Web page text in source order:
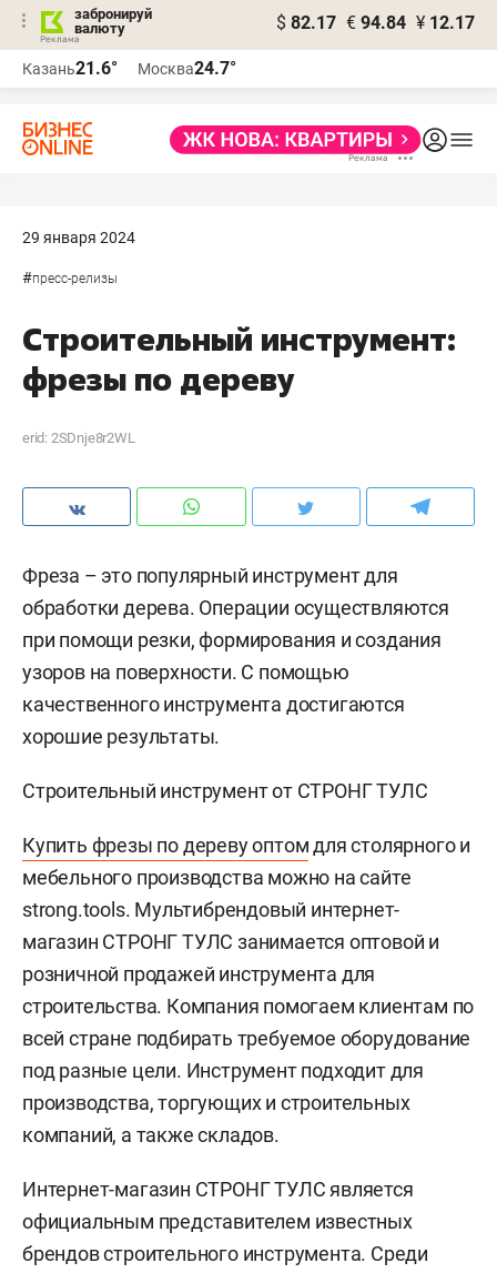
забронируй
валюту
$ 82.17 € 94.84 ¥ 12.17
Казань21.6° Москва24.7°
29 января 2024
#пресс-релизы
Строительный инструмент:
фрезы по дереву
erid: 2SDnje8r2WL
Фреза – это популярный инструмент для
обработки дерева. Операции осуществляются
при помощи резки, формирования и создания
узоров на поверхности. С помощью
качественного инструмента достигаются
хорошие результаты.
Строительный инструмент от СТРОНГ ТУЛС
Купить фрезы по дереву оптомдля столярного и
мебельного производства можно на сайте
strong.tools. Мультибрендовый интернет-
магазин СТРОНГ ТУЛС занимается оптовой и
розничной продажей инструмента для
строительства. Компания помогаем клиентам по
всей стране подбирать требуемое оборудование
под разные цели. Инструмент подходит для
производства, торгующих и строительных
компаний, а также складов.
Интернет-магазин СТРОНГ ТУЛС является
официальным представителем известных
брендов строительного инструмента. Среди